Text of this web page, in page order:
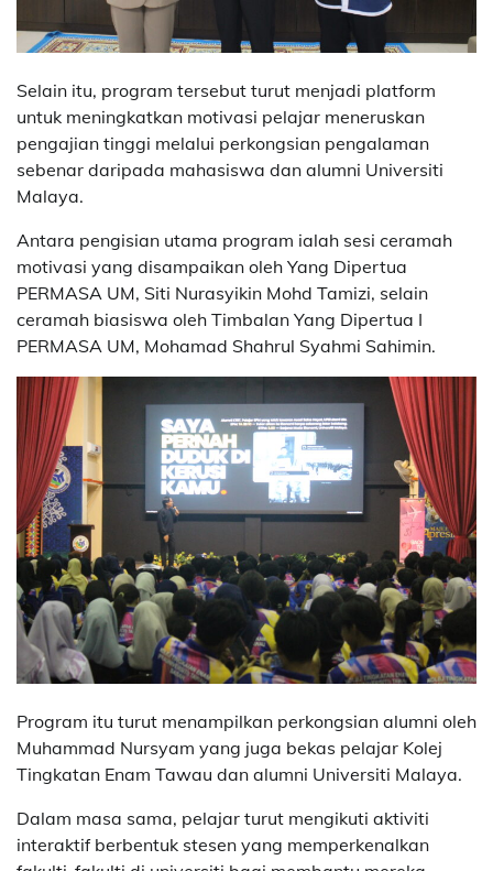
Selain itu, program tersebut turut menjadi platform
untuk meningkatkan motivasi pelajar meneruskan
pengajian tinggi melalui perkongsian pengalaman
sebenar daripada mahasiswa dan alumni Universiti
Malaya.
Antara pengisian utama program ialah sesi ceramah
motivasi yang disampaikan oleh Yang Dipertua
PERMASA UM, Siti Nurasyikin Mohd Tamizi, selain
ceramah biasiswa oleh Timbalan Yang Dipertua I
PERMASA UM, Mohamad Shahrul Syahmi Sahimin.
Program itu turut menampilkan perkongsian alumni oleh
Muhammad Nursyam yang juga bekas pelajar Kolej
Tingkatan Enam Tawau dan alumni Universiti Malaya.
Dalam masa sama, pelajar turut mengikuti aktiviti
interaktif berbentuk stesen yang memperkenalkan